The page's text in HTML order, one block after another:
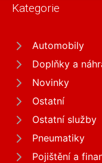
Kategorie
Automobily
Doplňky a
Novinky
Ostatní
Ostatní služby
Pneumatiky
Pojištění a